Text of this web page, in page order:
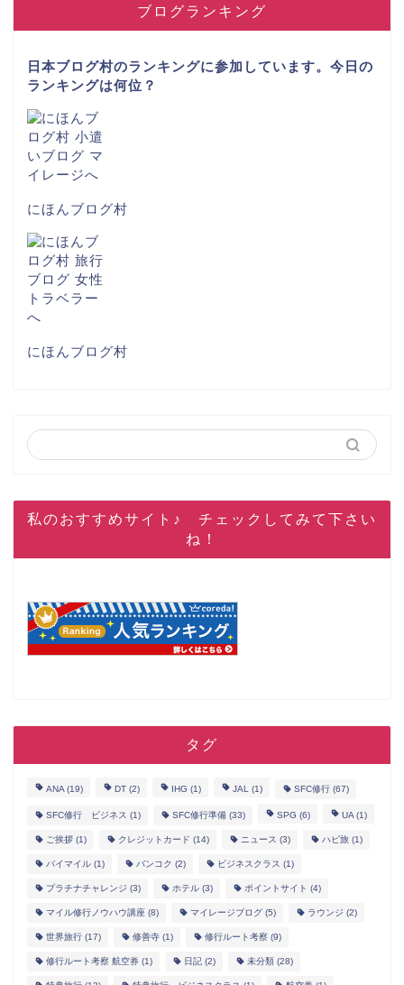
ブログランキング
日本ブログ村のランキングに参加しています。今日の
ランキングは何位？
にほんブログ村
にほんブログ村
私のおすすめサイト♪ チェックしてみて下さい
ね！
タグ
ANA (19) DT (2) IHG (1) JAL (1) SFC修行 (67)
SFC修行 ビジネス (1) SFC修行準備 (33) SPG (6) UA (1)
ご挨拶 (1) クレジットカード (14) ニュース (3) ハピ旅 (1)
バイマイル (1) バンコク (2) ビジネスクラス (1)
プラチナチャレンジ (3) ホテル (3) ポイントサイト (4)
マイル修行ノウハウ講座 (8) マイレージブログ (5) ラウンジ (2)
世界旅行 (17) 修善寺 (1) 修行ルート考察 (9)
修行ルート考察 航空券 (1) 日記 (2) 未分類 (28)